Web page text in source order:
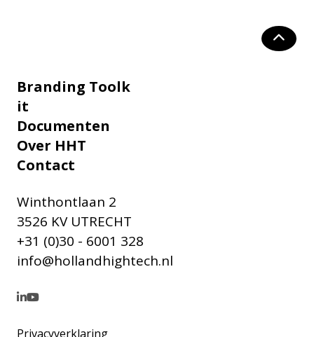
Branding Toolk
it
Documenten
Over HHT
Contact
Winthontlaan 2
3526 KV UTRECHT
+31 (0)30 - 6001 328
info@hollandhightech.nl
Privacyverklaring